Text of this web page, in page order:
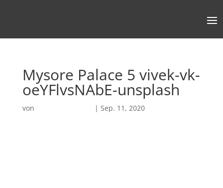
Mysore Palace 5 vivek-vk-
oeYFlvsNAbE-unsplash
von | Sep. 11, 2020